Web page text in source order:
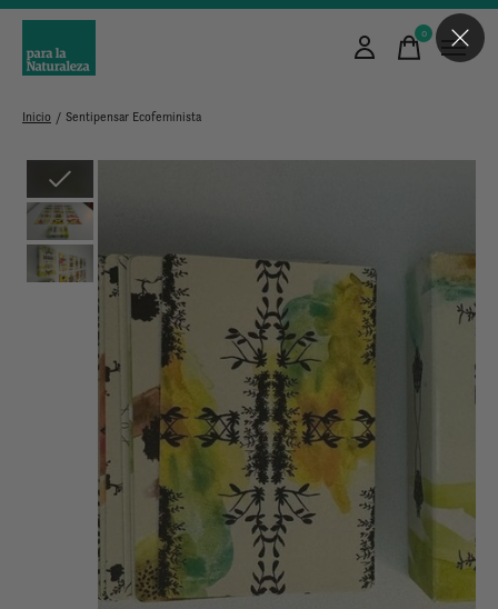
0items
Inicio / Sentipensar Ecofeminista